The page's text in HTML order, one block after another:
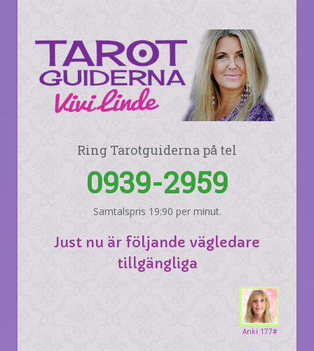
Ring Tarotguiderna på tel
0939-2959
Samtalspris 19:90 per minut.
Just nu är följande vägledare
tillgängliga
Anki 177#